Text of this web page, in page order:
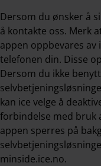
Dersom du ønsker å
å kontakte oss. Merk
appen oppbevares
telefonen din. Disse
Dersom du ikke
kan ice velge å
forbindelse med bruk
appen sperres på
minside.ice.no.